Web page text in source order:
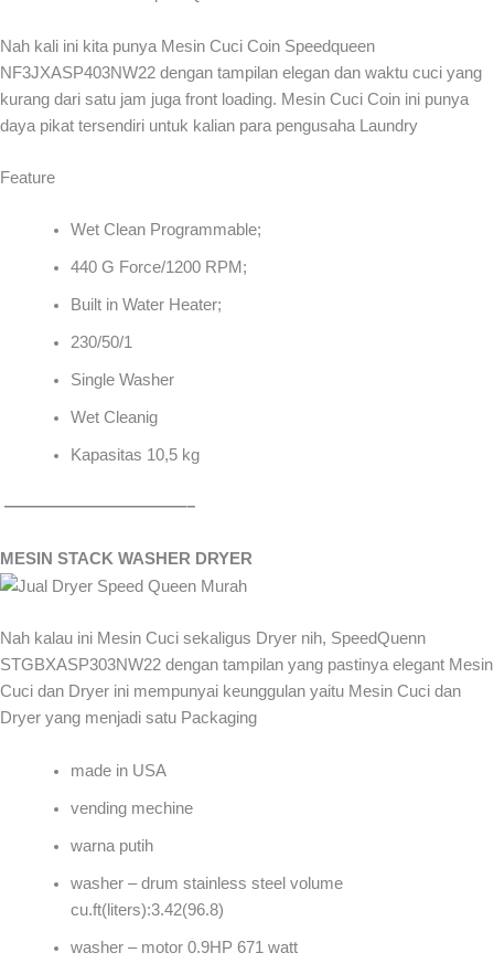
Nah kali ini kita punya Mesin Cuci Coin Speedqueen
NF3JXASP403NW22 dengan tampilan elegan dan waktu cuci yang
kurang dari satu jam juga front loading. Mesin Cuci Coin ini punya
daya pikat tersendiri untuk kalian para pengusaha Laundry
Feature
Wet Clean Programmable;
440 G Force/1200 RPM;
Built in Water Heater;
230/50/1
Single Washer
Wet Cleanig
Kapasitas 10,5 kg
———————————–
MESIN STACK WASHER DRYER
Nah kalau ini Mesin Cuci sekaligus Dryer nih, SpeedQuenn
STGBXASP303NW22 dengan tampilan yang pastinya elegant Mesin
Cuci dan Dryer ini mempunyai keunggulan yaitu Mesin Cuci dan
Dryer yang menjadi satu Packaging
made in USA
vending mechine
warna putih
washer – drum stainless steel volume
cu.ft(liters):3.42(96.8)
washer – motor 0.9HP 671 watt